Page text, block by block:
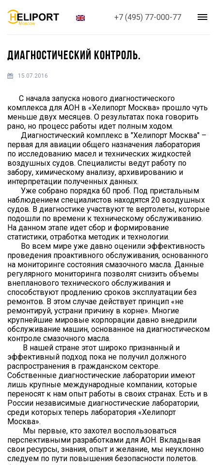
+7 (495) 77-000-77
ДИАГНОСТИЧЕСКИЙ КОНТРОЛЬ.
15.07.2016
С начала запуска нового диагностического
комплекса для АОН в «Хелипорт Москва» прошло чуть
меньше двух месяцев. О результатах пока говорить
рано, но процесс работы идет полным ходом.
Диагностический комплекс в "Хелипорт Москва" –
первая для авиации общего назначения лаборатория
по исследованию масел и технических жидкостей
воздушных судов. Специалисты ведут работу по
забору, химическому анализу, архивированию и
интерпретации полученных данных.
Уже собрано порядка 60 проб. Под пристальным
наблюдением специалистов находятся 20 воздушных
судов. В диагностике участвуют те вертолеты, которые
подошли по времени к техническому обслуживанию.
На данном этапе идет сбор и формирование
статистики, отработка методик и технологии.
Во всем мире уже давно оценили эффективность
проведения проактивного обслуживания, основанного
на мониторинге состояния смазочного масла. Данные
регулярного мониторинга позволят снизить объемы
внепланового технического обслуживания и
способствуют продлению сроков эксплуатации без
ремонтов. В этом случае действует принцип «не
ремонтируй, устрани причину в корне». Многие
крупнейшие мировые корпорации давно внедрили
обслуживание машин, основанное на диагностическом
контроле смазочного масла.
В нашей стране этот широко признанный и
эффективный подход пока не получил должного
распространения в гражданском секторе.
Собственные диагностические лаборатории имеют
лишь крупные международные компании, которые
переносят к нам опыт работы в своих странах. Есть и в
России независимые диагностические лаборатории,
среди которых теперь лаборатория «Хелипорт
Москва».
Мы первые, кто захотел воспользоваться
перспективными разработками для АОН. Вкладывая
свои ресурсы, знания, опыт и желание, мы неуклонно
следуем по пути повышения безопасности полетов.